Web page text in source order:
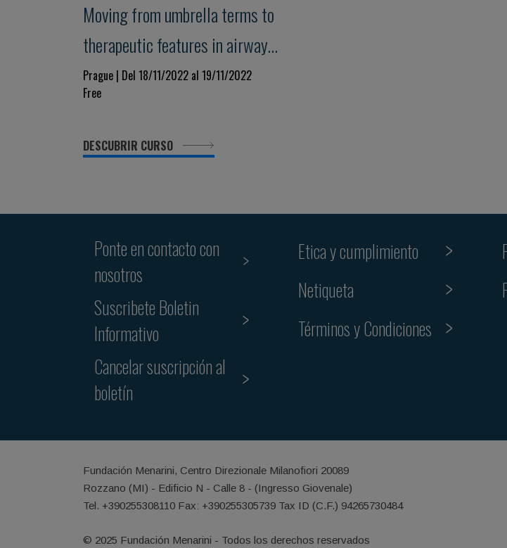
Moving from umbrella terms to
therapeutic features in airway
disease: a paradigm shift
Prague | Del 18/11/2022 al 19/11/2022
Free
DESCUBRIR CURSO
Ponte en contacto con
nosotros
Suscribete Boletin
Informativo
Cancelar suscripción al
boletín
Etica y cumplimiento
Netiqueta
Términos y Condiciones
Fundación Menarini, Centro Direzionale Milanofiori 20089
Rozzano (MI) - Edificio N - Calle 8 - (Ingresso Giovenale)
Tel. +390255308110 Fax: +390255305739 Tax ID (C.F.) 94265730484
© 2025 Fundación Menarini - Todos los derechos reservados